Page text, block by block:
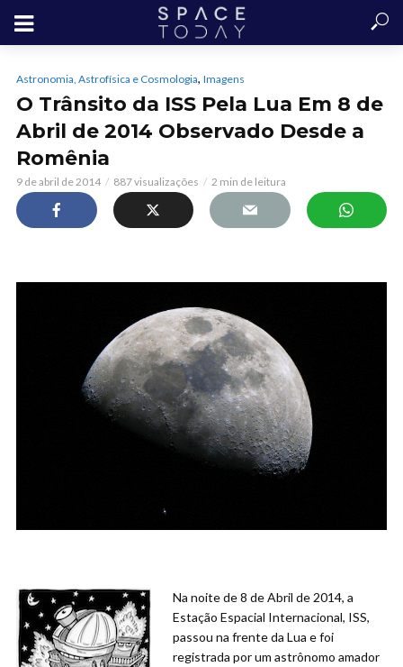
Astronomia, Astrofísica e Cosmologia, Imagens
O Trânsito da ISS Pela Lua Em 8 de
Abril de 2014 Observado Desde a
Romênia
9 de abril de 2014 887 visualizações 2 min de leitura
Na noite de 8 de Abril de 2014, a
Estação Espacial Internacional, ISS,
passou na frente da Lua e foi
registrada por um astrônomo amador